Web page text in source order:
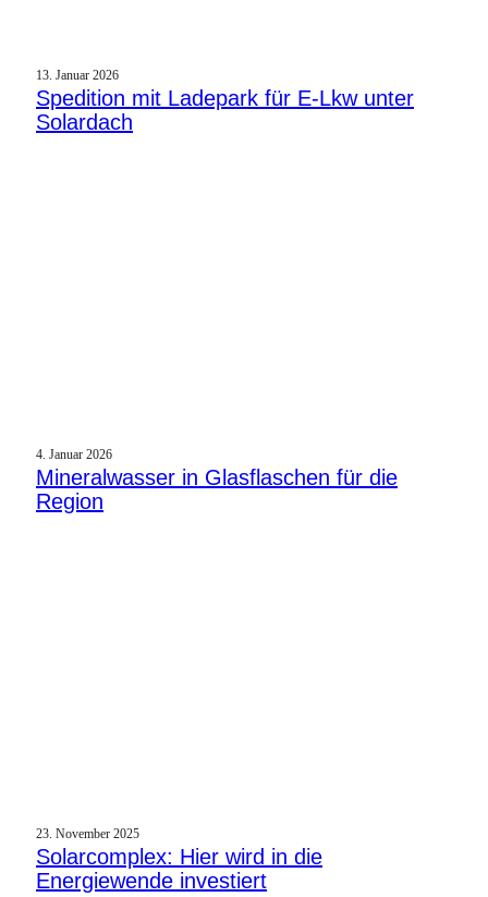
13. Januar 2026
Spedition mit Ladepark für E‑Lkw unter
Solardach
4. Januar 2026
Mineralwasser in Glasflaschen für die
Region
23. November 2025
Solarcomplex: Hier wird in die
Energiewende investiert